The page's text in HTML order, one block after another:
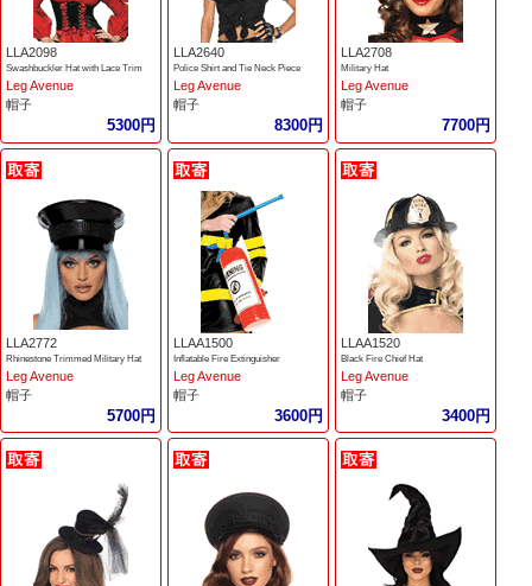
LLA2098
Swashbuckler Hat with Lace Trim
Leg Avenue
帽子
5300円
LLA2640
Police Shirt and Tie Neck Piece
Leg Avenue
帽子
8300円
LLA2708
Military Hat
Leg Avenue
帽子
7700円
LLA2772
Rhinestone Trimmed Military Hat
Leg Avenue
帽子
5700円
LLAA1500
Inflatable Fire Extinguisher
Leg Avenue
帽子
3600円
LLAA1520
Black Fire Chief Hat
Leg Avenue
帽子
3400円